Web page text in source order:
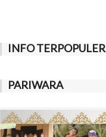
INFO TERPOPULER
PARIWARA